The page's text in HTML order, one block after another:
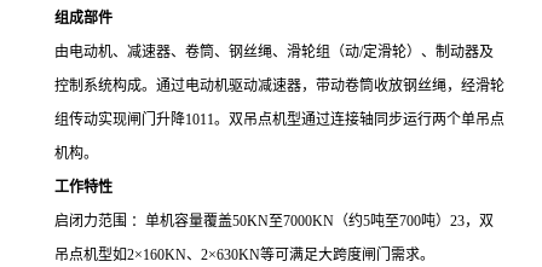
组成部件
由电动机、减速器、卷筒、钢丝绳、滑轮组（动/定滑轮）、制动器及
控制系统构成。通过电动机驱动减速器，带动卷筒收放钢丝绳，经滑轮
组传动实现闸门升降1011。双吊点机型通过连接轴同步运行两个单吊点
机构。
工作特性
启闭力范围 ：单机容量覆盖50KN至7000KN （约5吨至700吨） 23，双
吊点机型如2×160KN、 2×630KN等可满足大跨度闸门需求。